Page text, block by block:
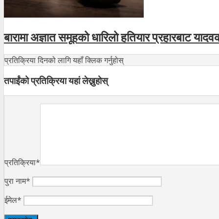
बारामा अज्ञात समूहको धारिलो हतियार प्रहारबाट
प्रतिक्रिया दिनको लागि यहाँ क्लिक गर्नुहोस्
तपाईंको प्रतिक्रिया यहां लेख्नुहोस्
प्रतिक्रिया*
पुरा नाम*
ईमेल*